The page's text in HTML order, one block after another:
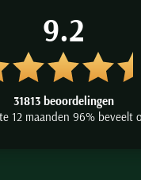
9.2
31813 beoordelingen
12 maanden 96% beveelt